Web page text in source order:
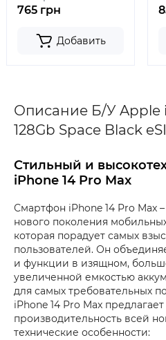
765 грн
Добавить
Описание Б/У Apple
128Gb Space Black
Стильный и
iPhone 14 Pro Max
Смартфон iPhone 14 Pro Max
нового поколения
которая порадует самых
пользователей. Он
и функции в изящном,
увеличенной емкостью
для самых требовательных
iPhone 14 Pro Max
производительность всей
технические особенности: